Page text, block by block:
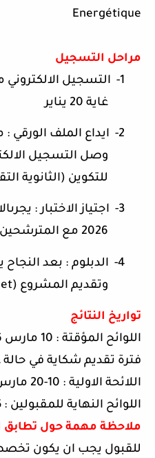
Energétique
مراحل التسجيل
1-
غاية 20 يناير
2-
ايداع الملف الورقي
وصل التسجيل
للتكوين (الثانوية
3-
اجتياز الاختبار :
2026 مع المترشحين الرسمين في جميع المواد
4-
الدبلوم : بعد
وتقديم المشروع (
تواريخ النتائج
اللوائح المؤقتة : 10 مارس 2026
فترة تقديم شكاية في
اللائحة الاولية : 10-20 مارس 2026
اللوائح النهاية للمقبولين : 25 مارس 2026
ملاحظة مهمة حول
للقبول يجب ان يكون